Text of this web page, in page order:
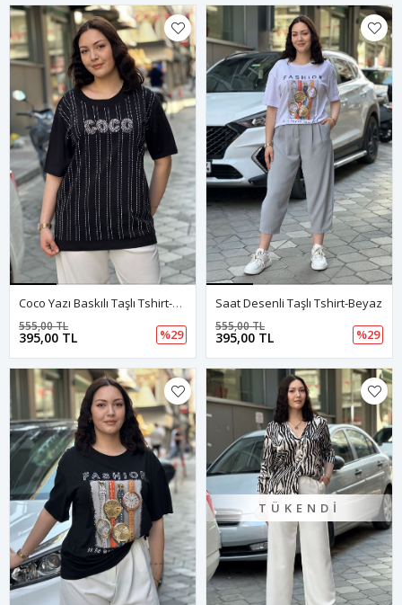
Coco Yazı Baskılı Taşlı Tshirt-Siyah
395,00 TL
555,00 TL
%29
Saat Desenli Taşlı Tshirt-Beyaz
395,00 TL
555,00 TL
%29
TÜKENDI